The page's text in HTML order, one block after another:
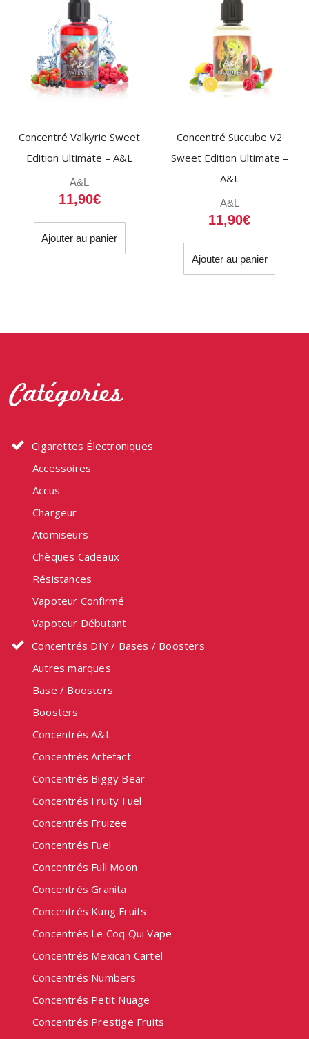
Concentré Valkyrie Sweet
Edition Ultimate – A&L
A&L
11,90€
Ajouter au panier
Concentré Succube V2
Sweet Edition Ultimate –
A&L
A&L
11,90€
Ajouter au panier
Catégories
Cigarettes Électroniques
Accessoires
Accus
Chargeur
Atomiseurs
Chèques Cadeaux
Résistances
Vapoteur Confirmé
Vapoteur Débutant
Concentrés DIY / Bases / Boosters
Autres marques
Base / Boosters
Boosters
Concentrés A&L
Concentrés Artefact
Concentrés Biggy Bear
Concentrés Fruity Fuel
Concentrés Fruizee
Concentrés Fuel
Concentrés Full Moon
Concentrés Granita
Concentrés Kung Fruits
Concentrés Le Coq Qui Vape
Concentrés Mexican Cartel
Concentrés Numbers
Concentrés Petit Nuage
Concentrés Prestige Fruits